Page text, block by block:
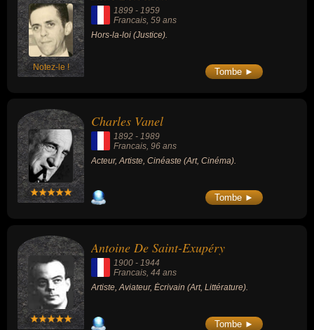
Notez-le !
1899 - 1959
Francais , 59 ans
Hors-la-loi (Justice).
Tombe ►
Charles Vanel
1892 - 1989
Francais, 96 ans
Acteur, Artiste, Cinéaste (Art, Cinéma).
Tombe ►
Antoine De Saint-Exupéry
1900 - 1944
Francais , 44 ans
Artiste, Aviateur, Écrivain (Art, Littérature).
Tombe ►